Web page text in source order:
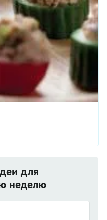
для
неделю